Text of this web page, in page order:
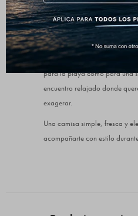
Versatilidad
El tono neutro permite
pantalones claros y oscuros
para la playa como para una
encuentro relajado donde
exagerar.
Una camisa simple, fresca y
acompañarte con estilo